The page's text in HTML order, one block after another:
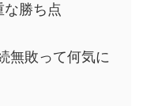
勝ち点
無敗って何気に